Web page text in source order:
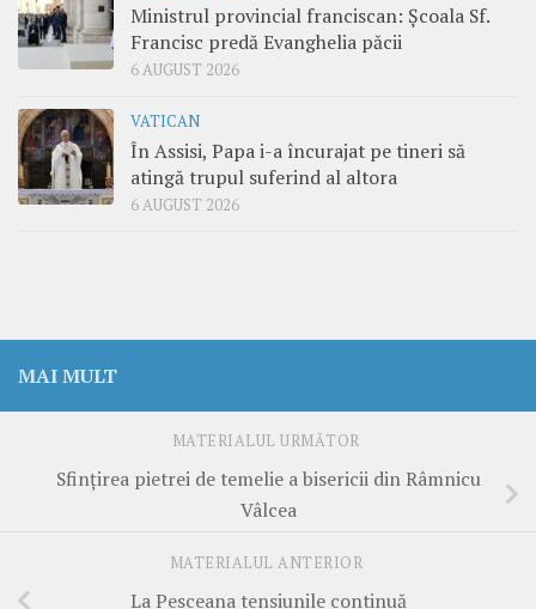
Ministrul provincial franciscan: Școala Sf.
Francisc predă Evanghelia păcii
6 AUGUST 2026
VATICAN
În Assisi, Papa i-a încurajat pe tineri să
atingă trupul suferind al altora
6 AUGUST 2026
MAI MULT
MATERIALUL URMĂTOR
Sfinţirea pietrei de temelie a bisericii din Râmnicu
Vâlcea
MATERIALUL ANTERIOR
La Pesceana tensiunile continuă